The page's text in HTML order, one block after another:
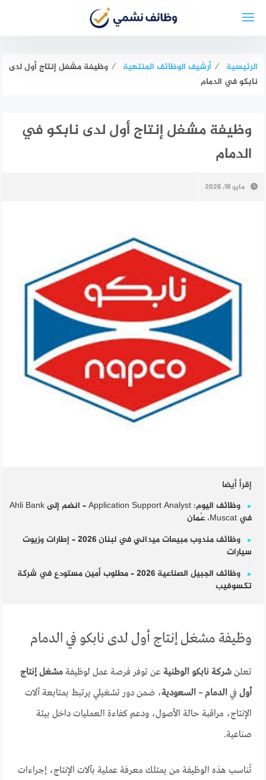
الرئيسية ⁄ أرشيف الوظائف المنتهية ⁄ وظيفة مشغل إنتاج أول لدى
نابكو في الدمام
وظيفة مشغل إنتاج أول لدى نابكو في
الدمام
مايو 18, 2026
إقرأ أيضا
وظائف اليوم: Application Support Analyst – انضم إلى Ahli Bank
في Muscat، عُمان
وظائف مندوب مبيعات ميداني في لبنان 2026 – إطارات وزيوت
سيارات
وظائف الجبيل الصناعية 2026 – مطلوب أمين مستودع في شركة
تكسوفيب
وظيفة مشغل إنتاج أول لدى نابكو في الدمام
تعلنشركة نابكو الوطنية عن توفر فرصة عمل لوظيفةمشغل إنتاج
أول فيالدمام – السعودية، ضمن دور تشغيلي يرتبط بمتابعة آلات
الإنتاج، مراقبة حالة الأصول، ودعم كفاءة العمليات داخل بيئة
صناعية.
تُناسب هذه الوظيفة من يمتلك معرفة عملية بآلات الإنتاج، إجراءات